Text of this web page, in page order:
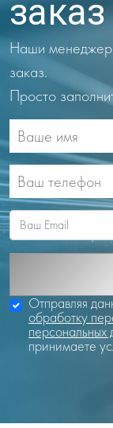
заказ
Наши
заказ.
Просто
Отправляя
обработку
персональных
принимаете